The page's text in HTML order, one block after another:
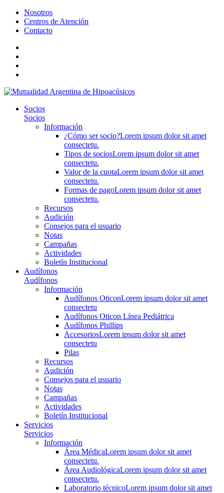
Nosotros
Centros de Atención
Contacto
Socios
Socios
Información
¿Cómo ser socio?Lorem ipsum dolor sit amet
consectetu.
Tipos de sociosLorem ipsum dolor sit amet
consectetu.
Valor de la cuotaLorem ipsum dolor sit amet
consectetu.
Formas de pagoLorem ipsum dolor sit amet
consectetu.
Recursos
Audición
Consejos para el usuario
Notas
Campañas
Actividades
Boletín Institucional
Audífonos
Audífonos
Información
Audífonos OticonLorem ipsum dolor sit amet
consectetu
Audífonos Oticon Línea Pediátrica
Audífonos Phillips
AccesoriosLorem ipsum dolor sit amet
consectetu
Pilas
Recursos
Audición
Consejos para el usuario
Notas
Campañas
Actividades
Boletín Institucional
Servicios
Servicios
Información
Área MédicaLorem ipsum dolor sit amet
consectetu.
Área AudiológicaLorem ipsum dolor sit amet
consectetu.
Laboratorio técnicoLorem ipsum dolor sit amet